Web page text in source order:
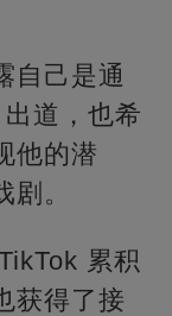
自己是通
道，也希
他的潜
。
累积
获得了接